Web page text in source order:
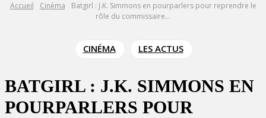
Accueil Cinéma
Batgirl : J.K. Simmons en pourparlers pour reprendre le
rôle du commissaire...
CINÉMA LES ACTUS
BATGIRL : J.K. SIMMONS EN
POURPARLERS POUR